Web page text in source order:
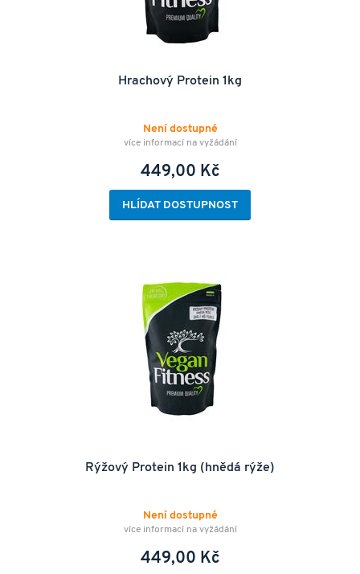
Hrachový Protein 1kg
Není dostupné
více informací na vyžádání
449,00 Kč
HLÍDAT DOSTUPNOST
Rýžový Protein 1kg (hnědá rýže)
Není dostupné
více informací na vyžádání
449,00 Kč